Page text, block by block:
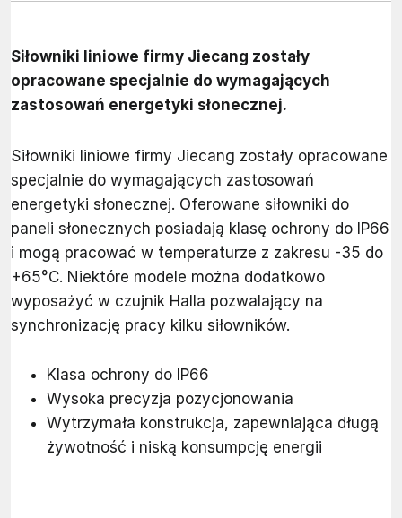
Siłowniki liniowe firmy Jiecang zostały
opracowane specjalnie do wymagających
zastosowań energetyki słonecznej.
Siłowniki liniowe firmy Jiecang zostały opracowane
specjalnie do wymagających zastosowań
energetyki słonecznej. Oferowane siłowniki do
paneli słonecznych posiadają klasę ochrony do IP66
i mogą pracować w temperaturze z zakresu -35 do
+65°C. Niektóre modele można dodatkowo
wyposażyć w czujnik Halla pozwalający na
synchronizację pracy kilku siłowników.
Klasa ochrony do IP66
Wysoka precyzja pozycjonowania
Wytrzymała konstrukcja, zapewniająca długą
żywotność i niską konsumpcję energii